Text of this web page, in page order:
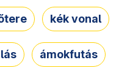
kék vonal
ámokfutás